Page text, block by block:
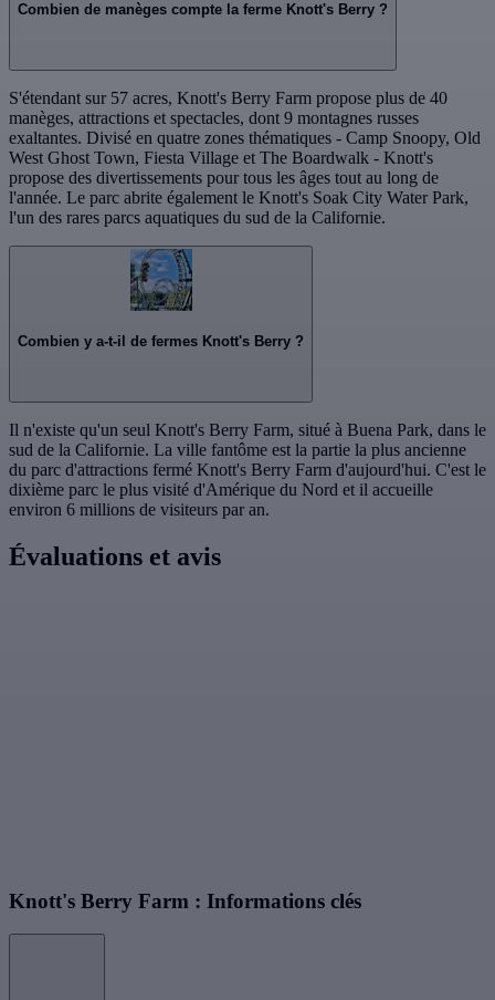
Combien de manèges compte la ferme Knott's Berry ?
S'étendant sur 57 acres, Knott's Berry Farm propose plus de 40
manèges, attractions et spectacles, dont 9 montagnes russes
exaltantes. Divisé en quatre zones thématiques - Camp Snoopy, Old
West Ghost Town, Fiesta Village et The Boardwalk - Knott's
propose des divertissements pour tous les âges tout au long de
l'année. Le parc abrite également le Knott's Soak City Water Park,
l'un des rares parcs aquatiques du sud de la Californie.
Combien y a-t-il de fermes Knott's Berry ?
Il n'existe qu'un seul Knott's Berry Farm, situé à Buena Park, dans le
sud de la Californie. La ville fantôme est la partie la plus ancienne
du parc d'attractions fermé Knott's Berry Farm d'aujourd'hui. C'est le
dixième parc le plus visité d'Amérique du Nord et il accueille
environ 6 millions de visiteurs par an.
Évaluations et avis
Knott's Berry Farm : Informations clés